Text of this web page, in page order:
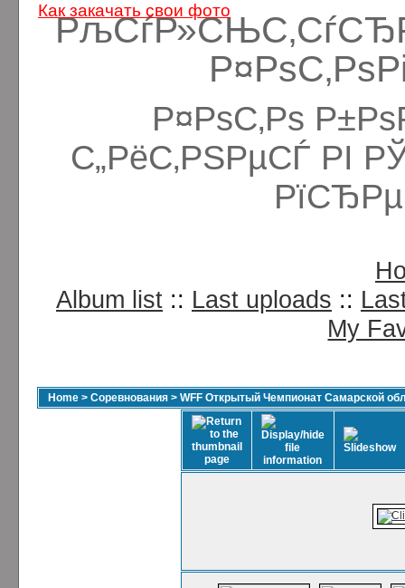
Р¤РѕС‚Рѕ
С„РёС‚РЅРµСЃ РІ
Album list :: Last uploads ::
My
Home > Соревнования > WFF Открытый Чемпионат Самарской
Как закачать свои фото